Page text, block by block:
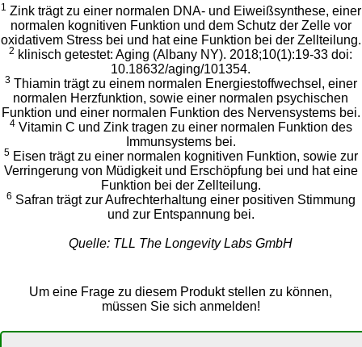
1 Zink trägt zu einer normalen DNA- und Eiweißsynthese, einer
normalen kognitiven Funktion und dem Schutz der Zelle vor
oxidativem Stress bei und hat eine Funktion bei der Zellteilung.
2 klinisch getestet: Aging (Albany NY). 2018;10(1):19-33 doi:
10.18632/aging/101354.
3 Thiamin trägt zu einem normalen Energiestoffwechsel, einer
normalen Herzfunktion, sowie einer normalen psychischen
Funktion und einer normalen Funktion des Nervensystems bei.
4 Vitamin C und Zink tragen zu einer normalen Funktion des
Immunsystems bei.
5 Eisen trägt zu einer normalen kognitiven Funktion, sowie zur
Verringerung von Müdigkeit und Erschöpfung bei und hat eine
Funktion bei der Zellteilung.
6 Safran trägt zur Aufrechterhaltung einer positiven Stimmung
und zur Entspannung bei.
Quelle: TLL The Longevity Labs GmbH
Um eine Frage zu diesem Produkt stellen zu können,
müssen Sie sich anmelden!